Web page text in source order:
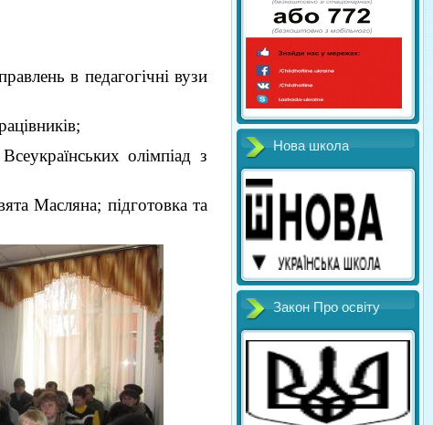
в педагогічні вузи
олімпіад з
Масляна; підготовка та
Нова школа
Закон Про освіту